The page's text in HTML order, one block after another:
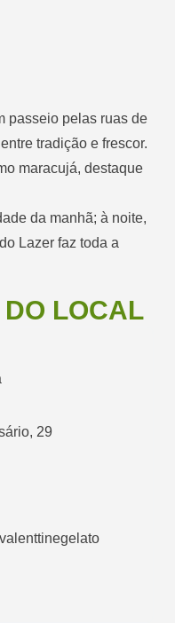
passeio pelas ruas de
tradição e frescor.
maracujá, destaque
da manhã; à noite,
Lazer faz toda a
LOCAL
29